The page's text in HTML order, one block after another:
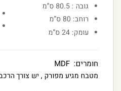
גובה : 80.5 ס”מ
רוחב: 80 ס”מ
עומק: 24 ס”מ
חומרים: MDF
מטבח מגיע מפורק , יש צורך